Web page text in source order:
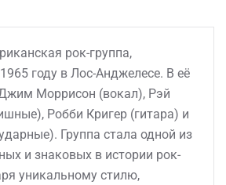
рок-группа,
году в Лос-Анджелесе. В её
Моррисон (вокал), Рэй
Робби Кригер (гитара) и
Группа стала одной из
и знаковых в истории рок-
уникальному стилю,